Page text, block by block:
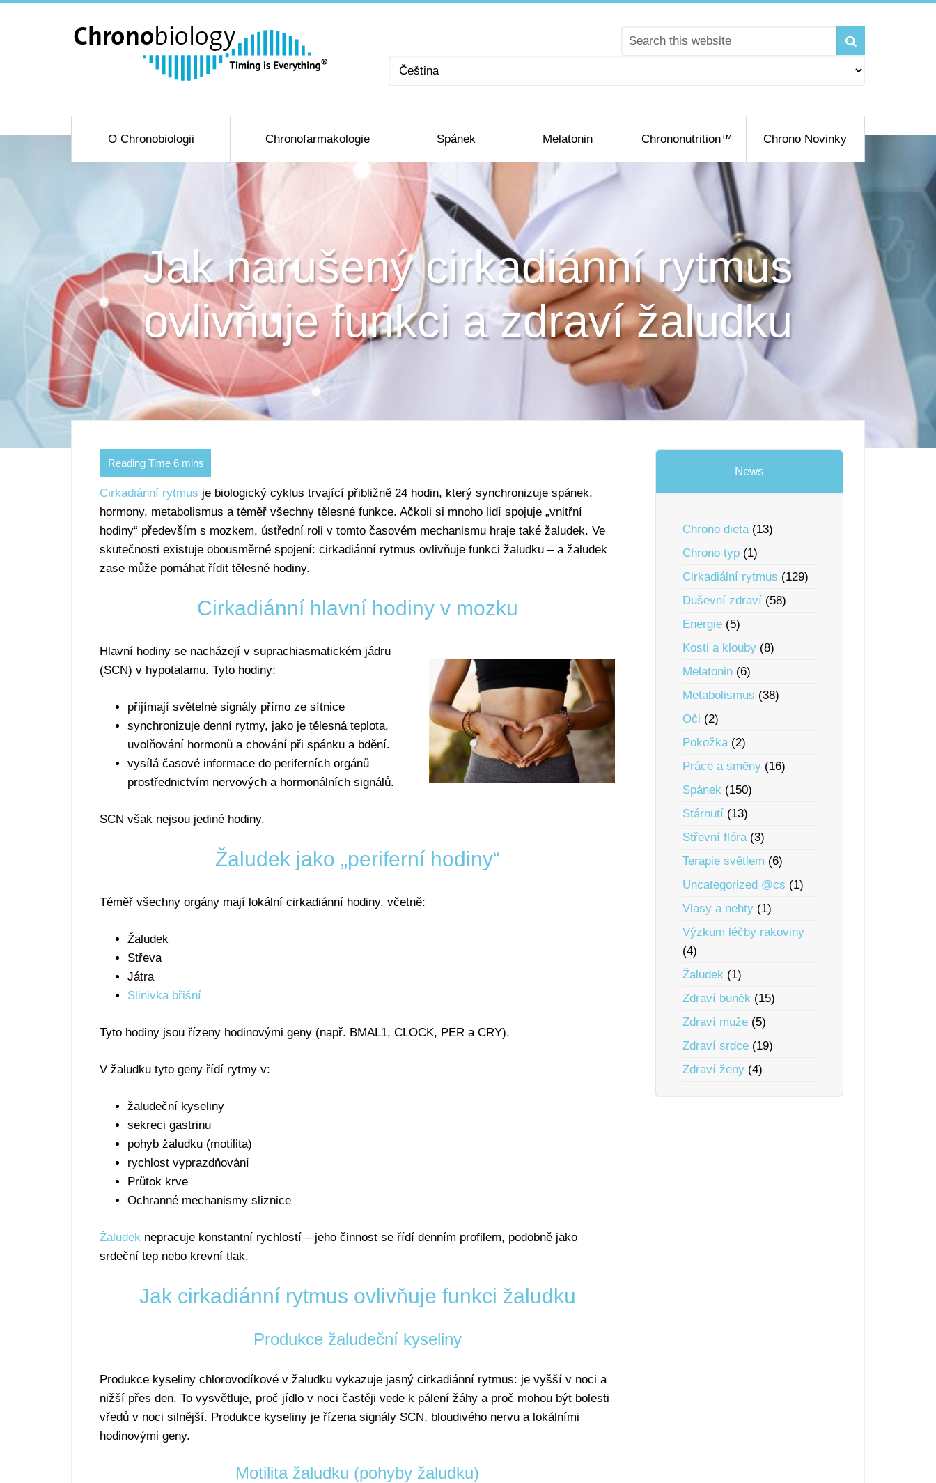
Zvolte
O Chronobiologii Chronofarmakologie Spánek Melatonin Chrononutrition™ Chrono Novinky
Jak narušený cirkadiánní rytmus
ovlivňuje funkci a zdraví žaludku
Cirkadiánní rytmus je biologický cyklus trvající přibližně 24 hodin, který synchronizuje spánek,
hormony, metabolismus a téměř všechny tělesné funkce. Ačkoli si mnoho lidí spojuje „vnitřní
hodiny“ především s mozkem, ústřední roli v tomto časovém mechanismu hraje také žaludek. Ve
skutečnosti existuje obousměrné spojení: cirkadiánní rytmus ovlivňuje funkci žaludku – a žaludek
zase může pomáhat řídit tělesné hodiny.
Cirkadiánní hlavní hodiny v mozku
Hlavní hodiny se nacházejí v suprachiasmatickém jádru
(SCN) v hypotalamu. Tyto hodiny:
přijímají světelné signály přímo ze sítnice
synchronizuje denní rytmy, jako je tělesná teplota,
uvolňování hormonů a chování při spánku a bdění.
vysílá časové informace do periferních orgánů
prostřednictvím nervových a hormonálních signálů.
SCN však nejsou jediné hodiny.
Žaludek jako „periferní hodiny“
Téměř všechny orgány mají lokální cirkadiánní hodiny, včetně:
Žaludek
Střeva
Játra
Slinivka břišní
Tyto hodiny jsou řízeny hodinovými geny (např. BMAL1, CLOCK, PER a CRY).
V žaludku tyto geny řídí rytmy v:
žaludeční kyseliny
sekreci gastrinu
pohyb žaludku (motilita)
rychlost vyprazdňování
Průtok krve
Ochranné mechanismy sliznice
Žaludek nepracuje konstantní rychlostí – jeho činnost se řídí denním profilem, podobně jako
srdeční tep nebo krevní tlak.
Jak cirkadiánní rytmus ovlivňuje funkci žaludku
Produkce žaludeční kyseliny
Produkce kyseliny chlorovodíkové v žaludku vykazuje jasný cirkadiánní rytmus: je vyšší v noci a
nižší přes den. To vysvětluje, proč jídlo v noci častěji vede k pálení žáhy a proč mohou být bolesti
vředů v noci silnější. Produkce kyseliny je řízena signály SCN, bloudivého nervu a lokálními
hodinovými geny.
Motilita žaludku (pohyby žaludku)
News
Chrono dieta(13)
Chrono typ (1)
Cirkadiální rytmus (129)
Duševní zdraví (58)
Energie (5)
Kosti a klouby (8)
Melatonin (6)
Metabolismus (38)
Oči (2)
Pokožka(2)
Práce a smĕny (16)
Spánek (150)
Stárnutí (13)
Střevní flóra(3)
Terapie svĕtlem (6)
Uncategorized @cs (1)
Vlasy a nehty (1)
Výzkum léčby rakoviny
(4)
Žaludek (1)
Zdraví bunĕk (15)
Zdraví muže (5)
Zdraví srdce (19)
Zdraví ženy (4)